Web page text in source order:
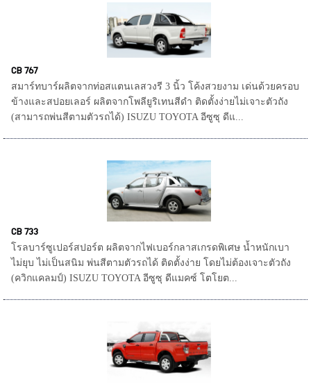
CB 767
สมาร์ทบาร์ผลิตจากท่อสแตนเลสวงรี 3 นิ้ว โค้งสวยงาม เด่นด้วยครอบ
ข้างและสปอยเลอร์ ผลิตจากโพลียูริเทนสีดำ ติดตั้งง่ายไม่เจาะตัวถัง
(สามารถพ่นสีตามตัวรถได้) ISUZU TOYOTA อีซูซุ ดีแ...
CB 733
โรลบาร์ซูเปอร์สปอร์ต ผลิตจากไฟเบอร์กลาสเกรดพิเศษ น้ำหนักเบา
ไม่ยุบ ไม่เป็นสนิม พ่นสีตามตัวรถได้ ติดตั้งง่าย โดยไม่ต้องเจาะตัวถัง
(ควิกแคลมป์) ISUZU TOYOTA อีซูซุ ดีแมคซ์ โตโยต...